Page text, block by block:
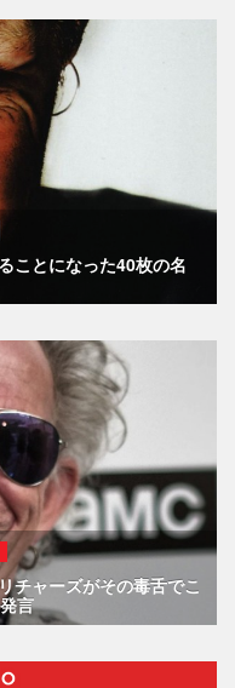
ことになった40枚の名
チャーズがその毒舌でこ
言